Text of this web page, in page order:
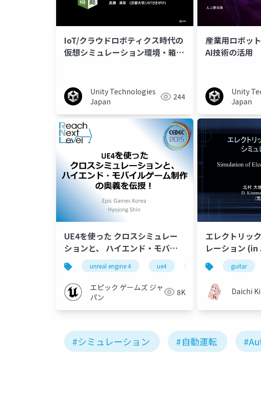
IoT/クラウドロボティクス時代の
仮想シミュレーション環境・箱庭
Unity Technologies
Japan
244
産業用ロボッ
AI技術の活用
Unity
Japan
UE4を使った クロスシミュレー
ションと、 ハイエンド・モバイ
ルゲーム制作の奥義を伝授！
unreal engine 4 ue4 mobile cloth
エピック ゲームズ ジャ
パン
8K
エレクトリッ
レーション
guitar
Daichi
#シミュレーション #自動運転